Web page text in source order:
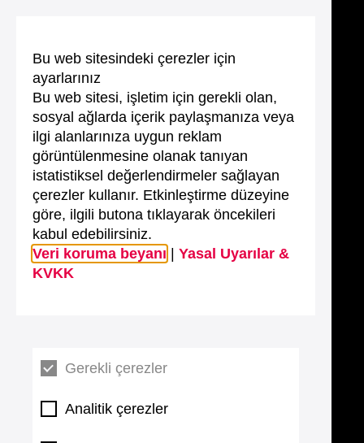
Bu web sitesindeki çerezler için
ayarlarınız
Bu web sitesi, işletim için gerekli olan,
sosyal ağlarda içerik paylaşmanıza veya
ilgi alanlarınıza uygun reklam
görüntülenmesine olanak tanıyan
istatistiksel değerlendirmeler sağlayan
çerezler kullanır. Etkinleştirme düzeyine
göre, ilgili butona tıklayarak öncekileri
kabul edebilirsiniz.
Veri koruma beyanı
Yasal Uyarılar &
KVKK
Gerekli çerezler
Analitik çerezler